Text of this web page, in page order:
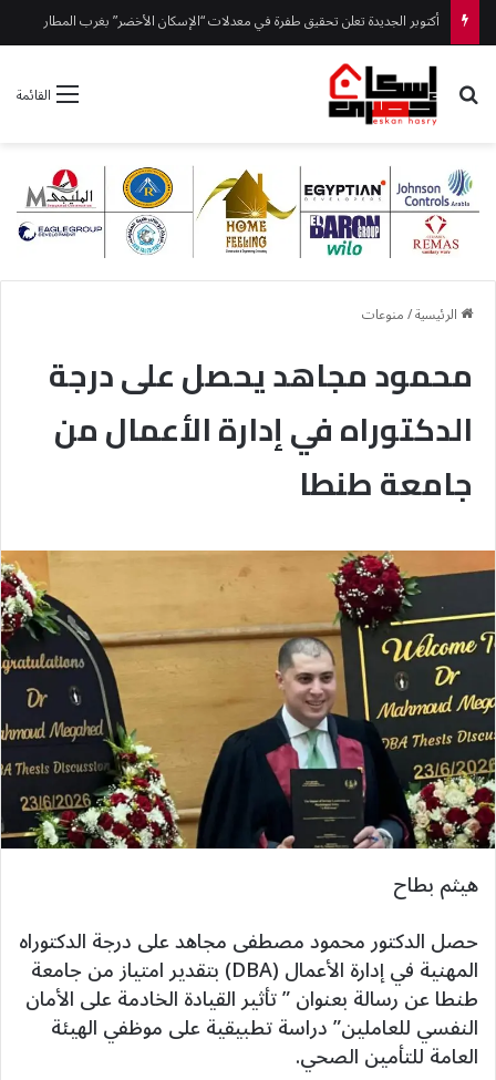
رئيس جهاز العلمين الجديدة يتفقد ” مزارين ” ويوجه بتكثيف أعمال النظافة والتجميل
القائمة بحث عن
الرئيسية/منوعات
محمود مجاهد يحصل على درجة
الدكتوراه في إدارة الأعمال من
جامعة طنطا
هيثم بطاح
حصل الدكتور محمود مصطفى مجاهد على درجة الدكتوراه
المهنية في إدارة الأعمال (DBA) بتقدير امتياز من جامعة
طنطا عن رسالة بعنوان ” تأثير القيادة الخادمة على الأمان
النفسي للعاملين” دراسة تطبيقية على موظفي الهيئة
العامة للتأمين الصحي.